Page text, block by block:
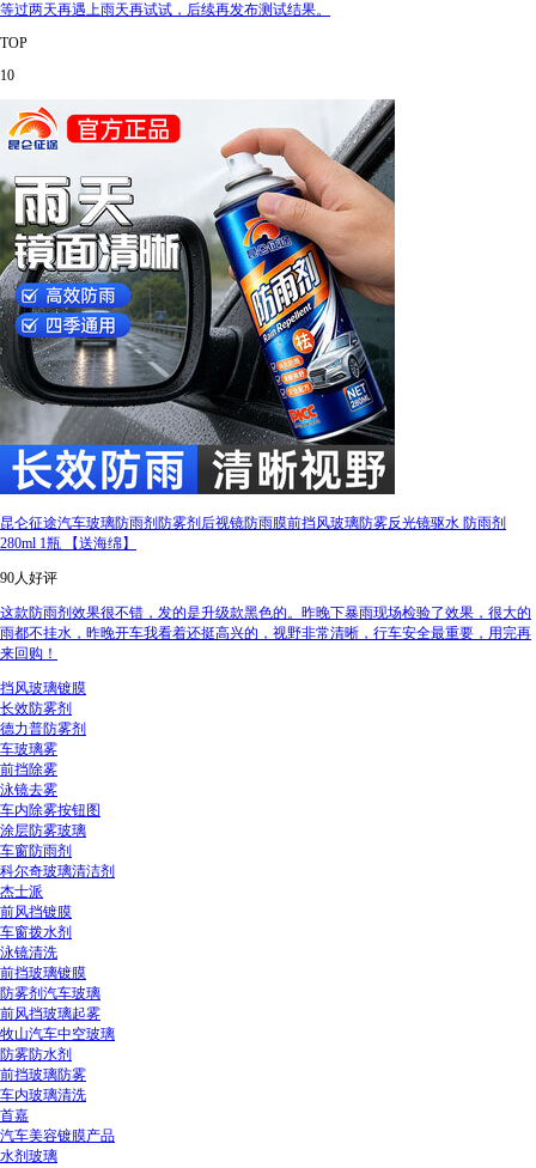
等过两天再遇上雨天再试试，后续再发布测试结果。
TOP
10
昆仑征途汽车玻璃防雨剂防雾剂后视镜防雨膜前挡风玻璃防雾反光镜驱水 防雨剂
280ml 1瓶 【送海绵】
90人好评
这款防雨剂效果很不错，发的是升级款黑色的。昨晚下暴雨现场检验了效果，很大的
雨都不挂水，昨晚开车我看着还挺高兴的，视野非常清晰，行车安全最重要，用完再
来回购！
挡风玻璃镀膜
长效防雾剂
德力普防雾剂
车玻璃雾
前挡除雾
泳镜去雾
车内除雾按钮图
涂层防雾玻璃
车窗防雨剂
科尔奇玻璃清洁剂
杰士派
前风挡镀膜
车窗拨水剂
泳镜清洗
前挡玻璃镀膜
防雾剂汽车玻璃
前风挡玻璃起雾
牧山汽车中空玻璃
防雾防水剂
前挡玻璃防雾
车内玻璃清洗
首嘉
汽车美容镀膜产品
水剂玻璃